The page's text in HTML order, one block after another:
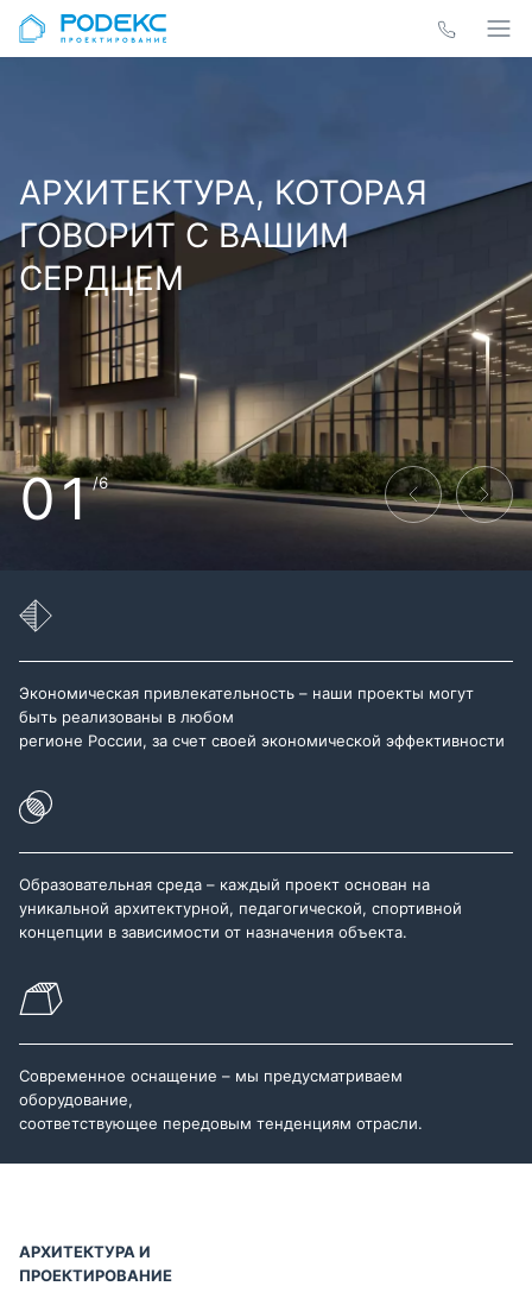
АРХИТЕКТУРА, КОТОРАЯ
ГОВОРИТ С ВАШИМ
СЕРДЦЕМ
01/6
Экономическая привлекательность – наши проекты могут
быть реализованы в любом
регионе России, за счет своей экономической эффективности
Образовательная среда – каждый проект основан на
уникальной архитектурной, педагогической, спортивной
концепции в зависимости от назначения объекта.
Современное оснащение – мы предусматриваем
оборудование,
соответствующее передовым тенденциям отрасли.
АРХИТЕКТУРА И
ПРОЕКТИРОВАНИЕ